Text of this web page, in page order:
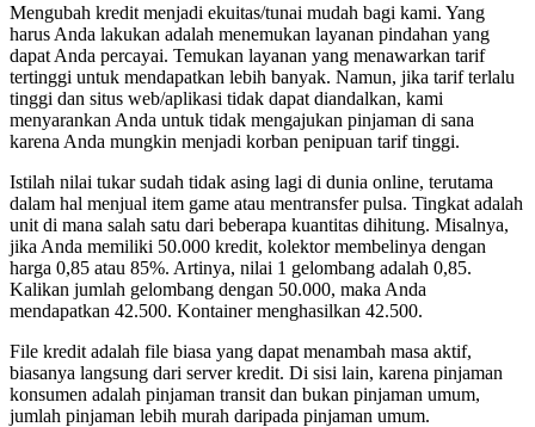
Mengubah kredit menjadi ekuitas/tunai mudah bagi kami. Yang
harus Anda lakukan adalah menemukan layanan pindahan yang
dapat Anda percayai. Temukan layanan yang menawarkan tarif
tertinggi untuk mendapatkan lebih banyak. Namun, jika tarif terlalu
tinggi dan situs web/aplikasi tidak dapat diandalkan, kami
menyarankan Anda untuk tidak mengajukan pinjaman di sana
karena Anda mungkin menjadi korban penipuan tarif tinggi.
Istilah nilai tukar sudah tidak asing lagi di dunia online, terutama
dalam hal menjual item game atau mentransfer pulsa. Tingkat adalah
unit di mana salah satu dari beberapa kuantitas dihitung. Misalnya,
jika Anda memiliki 50.000 kredit, kolektor membelinya dengan
harga 0,85 atau 85%. Artinya, nilai 1 gelombang adalah 0,85.
Kalikan jumlah gelombang dengan 50.000, maka Anda
mendapatkan 42.500. Kontainer menghasilkan 42.500.
File kredit adalah file biasa yang dapat menambah masa aktif,
biasanya langsung dari server kredit. Di sisi lain, karena pinjaman
konsumen adalah pinjaman transit dan bukan pinjaman umum,
jumlah pinjaman lebih murah daripada pinjaman umum.